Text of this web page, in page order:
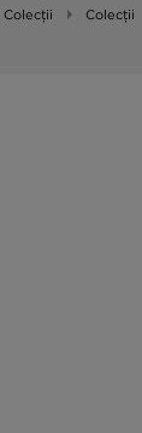
Colecții
Colecții